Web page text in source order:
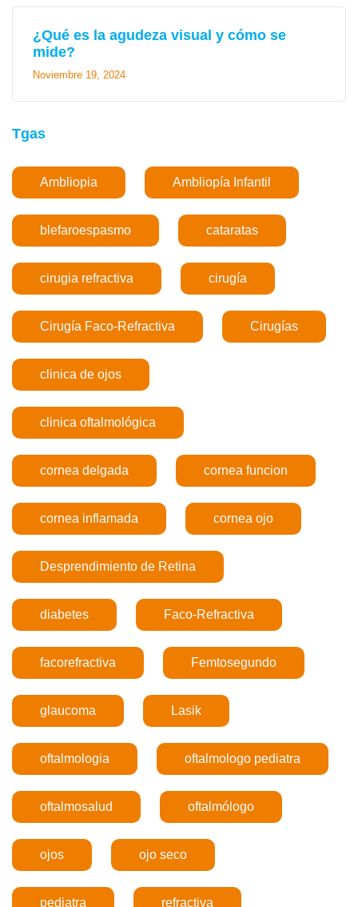
¿Qué es la agudeza visual y cómo se
mide?
Noviembre 19, 2024
Tgas
Ambliopia Ambliopía Infantil
blefaroespasmo cataratas
cirugia refractiva cirugía
Cirugía Faco-Refractiva Cirugías
clinica de ojos
clinica oftalmológica
cornea delgada cornea funcion
cornea inflamada cornea ojo
Desprendimiento de Retina
diabetes Faco-Refractiva
facorefractiva Femtosegundo
glaucoma Lasik
oftalmologia oftalmologo pediatra
oftalmosalud oftalmólogo
ojos ojo seco
pediatra refractiva